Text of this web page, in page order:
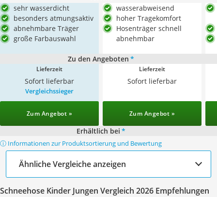
sehr wasserdicht
besonders atmungsaktiv
abnehmbare Träger
große Farbauswahl
wasserabweisend
hoher Tragekomfort
Hosenträger schnell
abnehmbar
Zu den Angeboten *
Lieferzeit
Sofort lieferbar
Lieferzeit
Sofort lieferbar
Vergleichssieger
Zum Angebot » Zum Angebot »
Erhältlich bei *
ⓘ Informationen zur Produktsortierung und Bewertung
Ähnliche Vergleiche anzeigen
Schneehose Kinder Jungen Vergleich 2026 Empfehlungen